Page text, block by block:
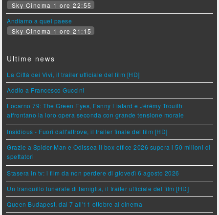
Sky Cinema 1 ore 22:55
Andiamo a quel paese
Sky Cinema 1 ore 21:15
Ultime news
La Città dei Vivi, il trailer ufficiale del film [HD]
Addio a Francesco Guccini
Locarno 79: The Green Eyes, Fanny Liatard e Jérémy Trouilh
affrontano la loro opera seconda con grande tensione morale
Insidious - Fuori dall'altrove, il trailer finale del film [HD]
Grazie a Spider-Man e Odissea il box office 2026 supera i 50 milioni di
spettatori
Stasera in tv: i film da non perdere di giovedì 6 agosto 2026
Un tranquillo funerale di famiglia, il trailer ufficiale del film [HD]
Queen Budapest, dal 7 all'11 ottobre al cinema